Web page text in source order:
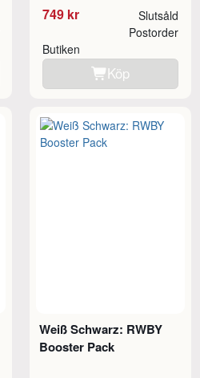
749 kr Slutsåld
Butiken
Postorder
Köp
Weiß Schwarz: RWBY
Booster Pack